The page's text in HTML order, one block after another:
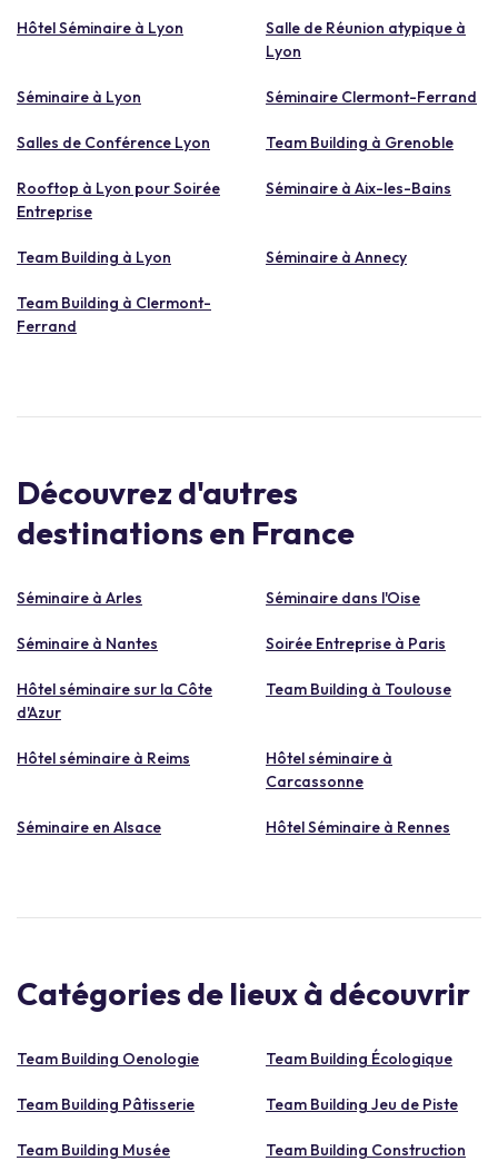
Hôtel Séminaire à Lyon
Salle de Réunion atypique à
Lyon
Séminaire à Lyon Séminaire Clermont-Ferrand
Salles de Conférence Lyon Team Building à Grenoble
Rooftop à Lyon pour Soirée
Entreprise
Séminaire à Aix-les-Bains
Team Building à Lyon Séminaire à Annecy
Team Building à Clermont-
Ferrand
Découvrez d'autres
destinations en France
Séminaire à Arles Séminaire dans l'Oise
Séminaire à Nantes Soirée Entreprise à Paris
Hôtel séminaire sur la Côte
d'Azur
Team Building à Toulouse
Hôtel séminaire à Reims
Hôtel séminaire à
Carcassonne
Séminaire en Alsace Hôtel Séminaire à Rennes
Catégories de lieux à découvrir
Team Building Oenologie Team Building Écologique
Team Building Pâtisserie Team Building Jeu de Piste
Team Building Musée Team Building Construction